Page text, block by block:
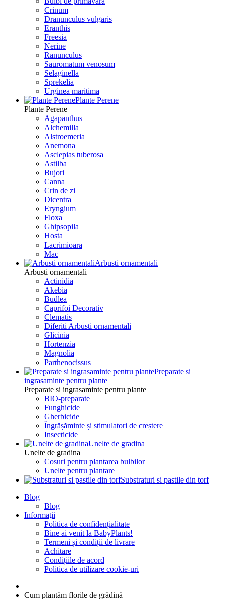
Crinum
Dranunculus vulgaris
Eranthis
Freesiа
Nerine
Ranunculus
Sauromatum venosum
Selaginella
Sprekelia
Urginea maritima
Plante Perene
Plante Perene
Agapanthus
Alchemilla
Alstroemeria
Anemona
Asclepias tuberosa
Astilba
Bujori
Canna
Crin de zi
Dicentra
Eryngium
Floxa
Ghipsopila
Hosta
Lacrimioara
Mac
Arbusti ornamentali
Arbusti ornamentali
Actinidia
Akebia
Budlea
Caprifoi Decorativ
Clematis
Diferiti Arbusti ornamentali
Glicinia
Hortenzia
Magnolia
Parthenocissus
Preparate si
ingrasaminte pentru plante
Preparate si ingrasaminte pentru plante
BIO-preparate
Funghicide
Gherbicide
Îngrășăminte și stimulatori de creștere
Insecticide
Unelte de gradina
Unelte de gradina
Cosuri pentru plantarea bulbilor
Unelte pentru plantare
Substraturi si pastile din torf
Blog
Blog
Informaţii
Politica de confidențialitate
Bine ai venit la BabyPlants!
Termeni și condiții de livrare
Achitare
Condițiile de acord
Politica de utilizare cookie-uri
Cum plantăm florile de grădină